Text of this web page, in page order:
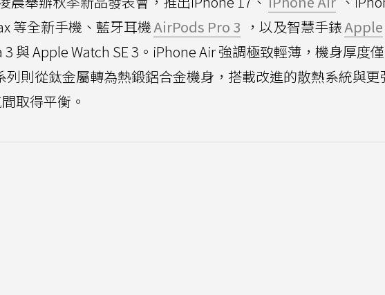
等全新手機、藍牙耳機AirPods Pro 3 ，以及智慧手錶Apple
與 Apple Watch SE 3。iPhone Air 強調極致輕薄，機身厚度
列則從鈦金屬轉為熱鍛鋁合金機身，搭載改進的散熱系統與更
取得平衡。